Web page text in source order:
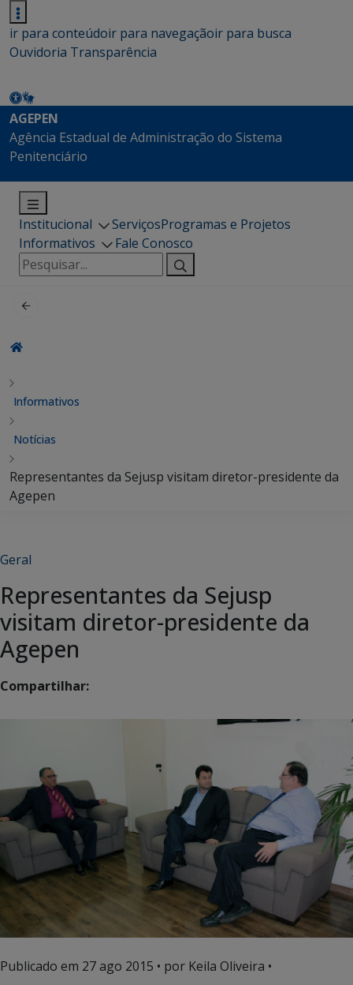
ir para conteúdoir para navegaçãoir para busca
Ouvidoria Transparência
AGEPEN
Agência Estadual de Administração do Sistema
Penitenciário
Institucional ServiçosProgramas e Projetos
Informativos
Fale Conosco
Pesquisar
por:
Informativos
Notícias
Representantes da Sejusp visitam diretor-presidente da
Agepen
Geral
Representantes da Sejusp
visitam diretor-presidente da
Agepen
Compartilhar:
Publicado em 27 ago 2015 • por Keila Oliveira •